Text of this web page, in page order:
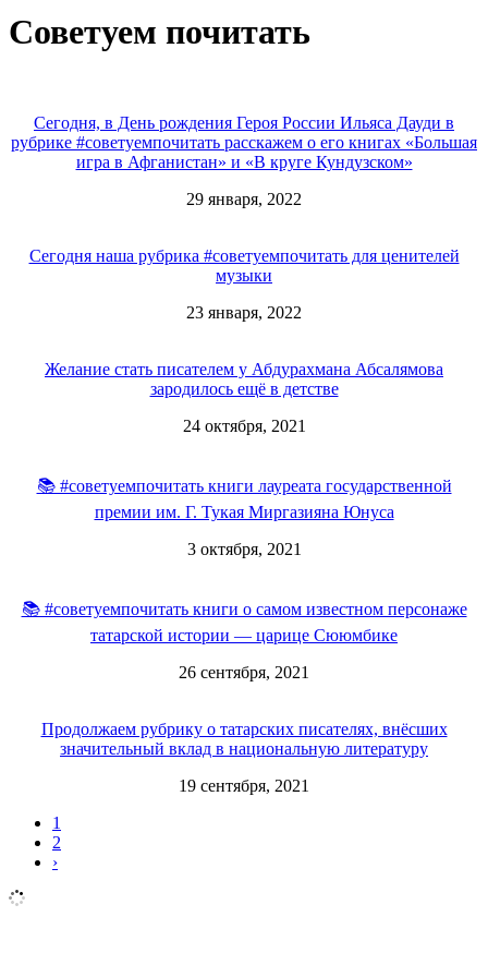
Советуем почитать
Сегодня, в День рождения Героя России Ильяса Дауди в
рубрике #советуемпочитать расскажем о его книгах «Большая
игра в Афганистан» и «В круге Кундузском»
29 января, 2022
Сегодня наша рубрика #советуемпочитать для ценителей
музыки
23 января, 2022
Желание стать писателем у Абдурахмана Абсалямова
зародилось ещё в детстве
24 октября, 2021
📚 #советуемпочитать книги лауреата государственной
премии им. Г. Тукая Миргазияна Юнуса
3 октября, 2021
📚 #советуемпочитать книги о самом известном персонаже
татарской истории — царице Сююмбике
26 сентября, 2021
Продолжаем рубрику о татарских писателях, внёсших
значительный вклад в национальную литературу
19 сентября, 2021
1
2
›